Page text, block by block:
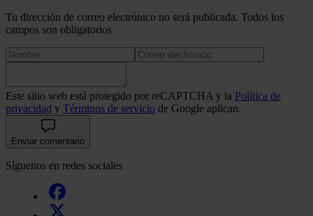
Tu dirección de correo electrónico no será publicada. Todos los
campos son obligatorios
Este sitio web está protegido por reCAPTCHA y la Política de
privacidad y Términos de servicio de Google aplican.
Enviar comentario
Síguenos en redes sociales